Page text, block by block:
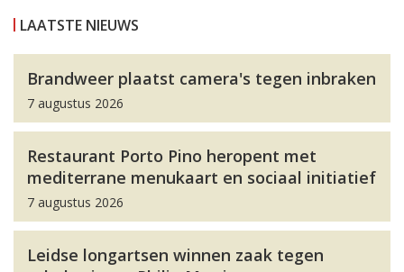
LAATSTE NIEUWS
Brandweer plaatst camera's tegen inbraken
7 augustus 2026
Restaurant Porto Pino heropent met
mediterrane menukaart en sociaal initiatief
7 augustus 2026
Leidse longartsen winnen zaak tegen